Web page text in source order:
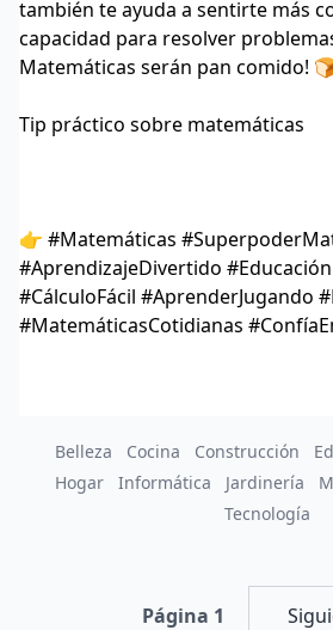
también te ayuda a sentirte más
capacidad para resolver
Matemáticas serán pan comido!
Tip práctico sobre matemáticas
👉 #Matemáticas
#AprendizajeDivertido
#CálculoFácil #AprenderJugando
#MatemáticasCotidianas
Belleza Cocina Construcción
Hogar
Informática Jardinería
Tecnología
Página 1